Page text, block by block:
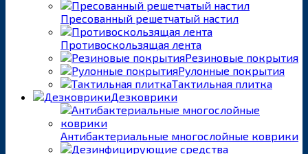
Пресованный решетчатый настил
Противоскользящая лента
Резиновые покрытия
Рулонные покрытия
Тактильная плитка
Дезковрики
Антибактериальные многослойные коврики